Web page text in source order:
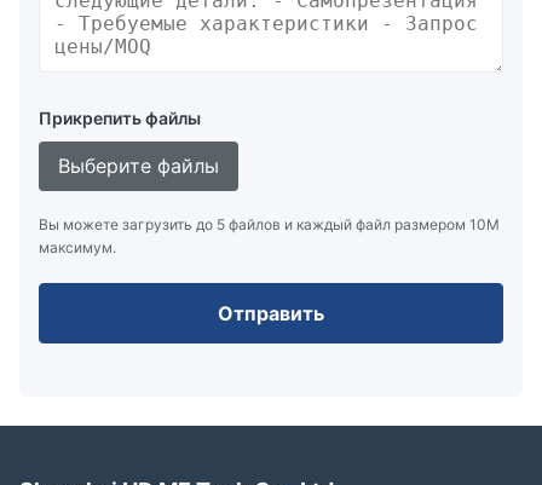
Прикрепить файлы
Выберите файлы
Вы можете загрузить до 5 файлов и каждый файл размером 10M
максимум.
Отправить